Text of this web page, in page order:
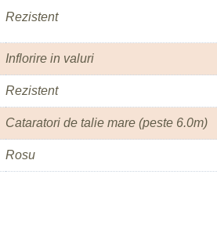
Rezistent
Inflorire in valuri
Rezistent
Cataratori de talie mare (peste 6.0m)
Rosu